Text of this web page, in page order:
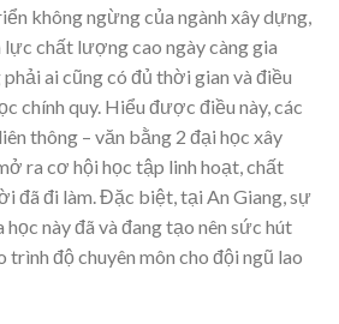
không ngừng của ngành xây dựng,
lực chất lượng cao ngày càng gia
ai cũng có đủ thời gian và điều
chính quy. Hiểu được điều này, các
thông – văn bằng 2 đại học xây
ra cơ hội học tập linh hoạt, chất
đã đi làm. Đặc biệt, tại An Giang, sự
này đã và đang tạo nên sức hút
trình độ chuyên môn cho đội ngũ lao